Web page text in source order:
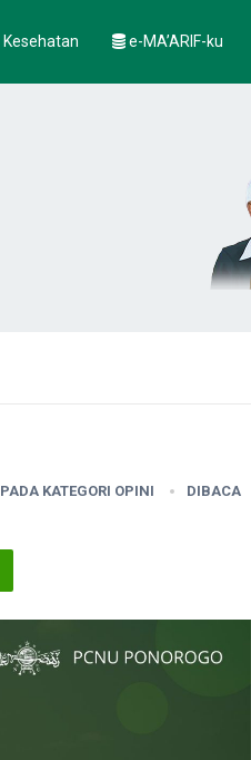
Kesehatan e-MA’ARIF-ku
PADA KATEGORI OPINI
DIBACA